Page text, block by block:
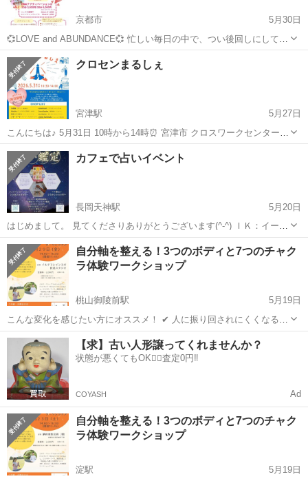
京都市
5月30日
💞LOVE and ABUNDANCE💞 忙しい毎日の中で、つい後回しにしてし
まう"本当の自分" 誰かのために頑張る前に、 まずはあなた自身の心を
満たしてあげませんか？ “自分への愛”で心が満たされると、深い癒し
が起こ...
京都 京都市 ワークショップ
クロセンまるしぇ
宮津駅
5月27日
こんにちは♪ 5月31日 10時から14時⏰ 宮津市 クロスワークセンター
MIYAZU 『子どもも大人もたのしい！おいしい！うれしい！』🧡💛 そ
の日限定のパンやワークショップもあります😳 みなさんぜひお越しく
ださい🙏...
京都 宮津市 ワークショップ
カフェで占いイベント
長岡天神駅
5月20日
はじめまして。 見てくださりありがとうございます(^-^) ＩＫ：イーク
です 長岡京市の阪急長岡天神駅近くのカフェにて毎月第２金曜日と第
４土曜日に占いイベントを占い師２人で開催してます 開催場所… 第２
金曜日はカフェOp...
京都 長岡京市 長岡天神駅 ワークショップ イーク
自分軸を整える！3つのボディと7つのチャク
ラ体験ワークショップ
桃山御陵前駅
5月19日
こんな変化を感じたい方にオススメ！ ✔ 人に振り回されにくくなる ✔
自分の気持ちがわかるようになる ✔ 心と体がスーッと軽くなる ✔私は
これでいい！と感じられる これは、気（エネルギー）の流れと 関係し
ているかもしれま...
京都 京都市 桃山御陵前駅 ワークショップ
【求】古い人形譲ってくれませんか？
状態が悪くてもOK🙆‍♀️査定0円‼️
COYASH Ad
自分軸を整える！3つのボディと7つのチャク
ラ体験ワークショップ
淀駅
5月19日